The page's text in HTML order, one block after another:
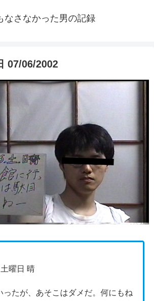
なさなかった男の記録
07/06/2002
曜日 晴
ったが、あそこはダメだ。何にもね